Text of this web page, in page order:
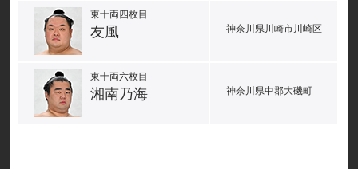
東十両四枚目
友風 神奈川県川崎市川崎区
東十両六枚目
湘南乃海 神奈川県中郡大磯町